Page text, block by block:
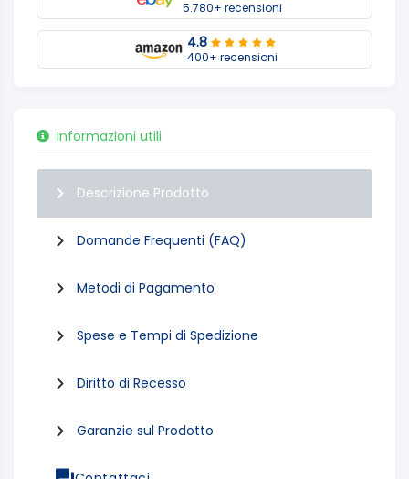
5.780+ recensioni
4.8
400+ recensioni
Informazioni utili
Descrizione Prodotto
Domande Frequenti (FAQ)
Metodi di Pagamento
Spese e Tempi di Spedizione
Diritto di Recesso
Garanzie sul Prodotto